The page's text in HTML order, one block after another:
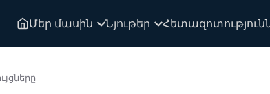
Մեր մասին Նյութեր